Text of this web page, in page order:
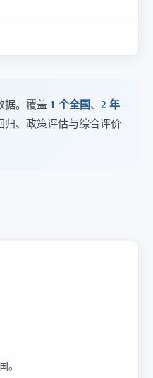
据。覆盖 1 个全国、 2 年
归、政策评估与综合评价
。